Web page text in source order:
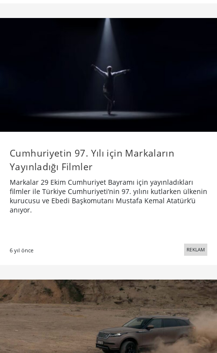
Cumhuriyetin 97. Yılı için Markaların
Yayınladığı Filmler
Markalar 29 Ekim Cumhuriyet Bayramı için yayınladıkları
filmler ile Türkiye Cumhuriyeti’nin 97. yılını kutlarken ülkenin
kurucusu ve Ebedi Başkomutanı Mustafa Kemal Atatürk’ü
anıyor.
6 yıl önce REKLAM